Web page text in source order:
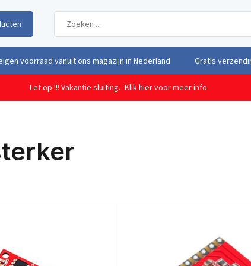
voorraad vanuit ons magazijn in Nederland Gratis
Let op !!! Vakantie sluiting. Klik hier voor meer info